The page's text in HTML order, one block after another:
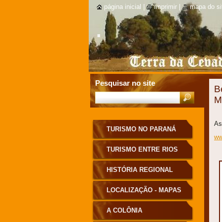
.
TURISMO NO PARANÁ
TURISMO ENTRE RIOS
HISTÓRIA REGIONAL
LOCALIZAÇÃO - MAPAS
A COLÔNIA
Pesquisar no site
página inicial imprimir mapa do